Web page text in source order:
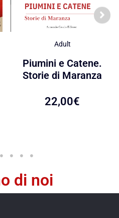
Adult
Piumini e Catene.
Storie di Maranza
22,00€
di noi